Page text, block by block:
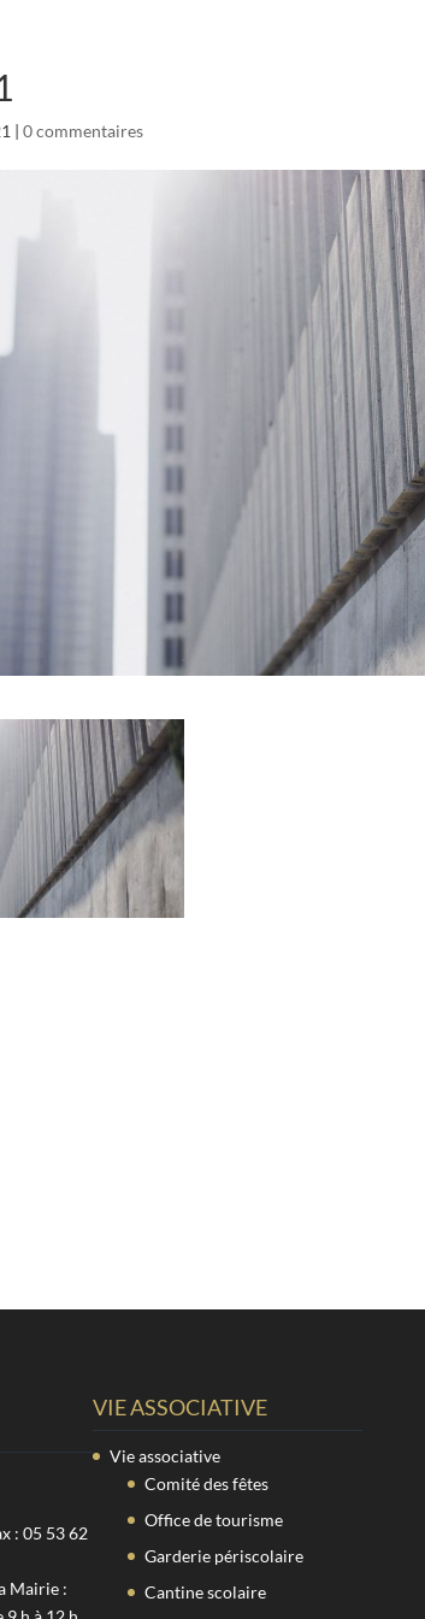
| 0 commentaires
: 05 53 62
Mairie :
VIE ASSOCIATIVE
Vie associative
Comité des fêtes
Office de tourisme
Garderie périscolaire
Cantine scolaire